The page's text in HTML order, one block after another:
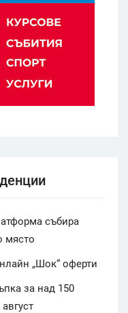
събира
място
„Шок“ оферти
за над 150